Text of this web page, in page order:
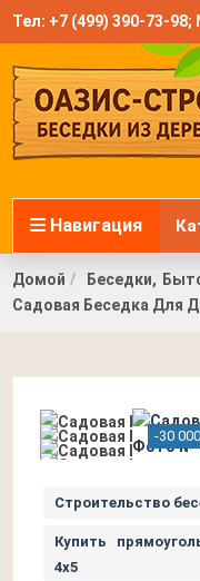
Тел: +7 (499) 390-73-98;
Навигация
Домой Беседки,
Садовая Беседка Для
-30
Строительство
Купить
4х5